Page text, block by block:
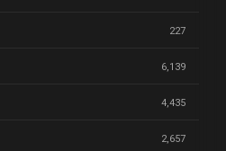
227
6,139
4,435
2,657